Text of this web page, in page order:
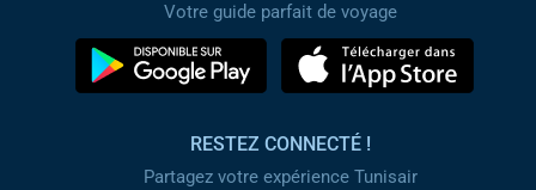
Votre guide parfait de voyage
RESTEZ CONNECTÉ !
Partagez votre expérience Tunisair